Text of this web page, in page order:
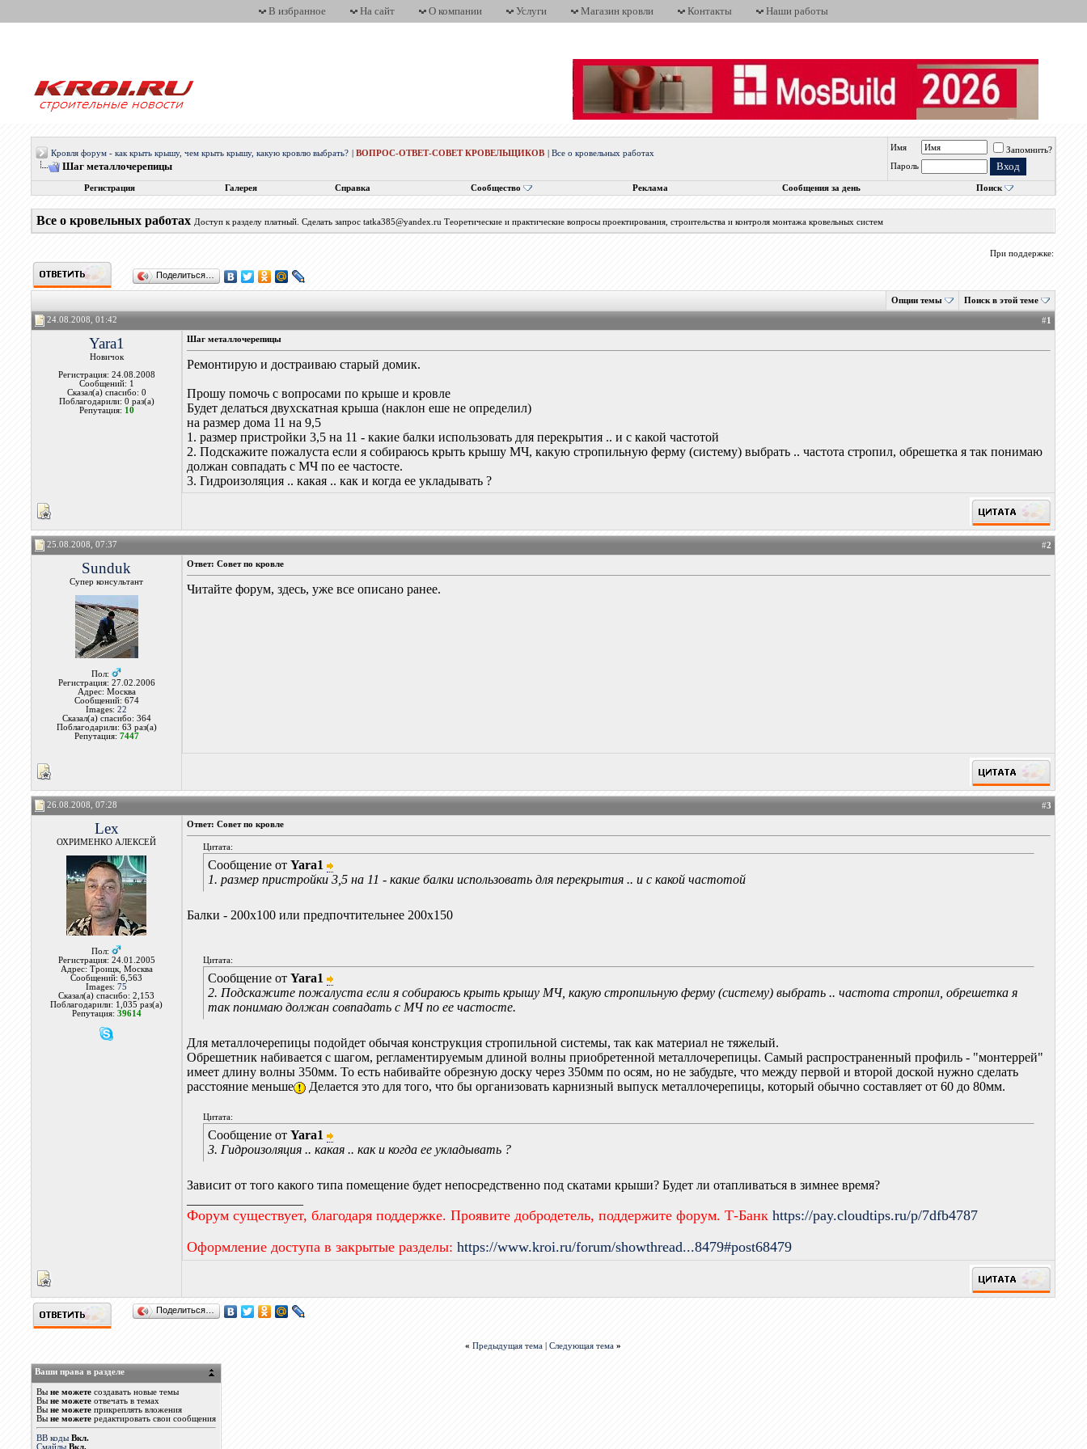
В избранное На сайт О компании Услуги Магазин кровли Контакты Наши работы
Кровля форум - как крыть крышу, чем крыть крышу, какую кровлю выбрать? |ВОПРОС-ОТВЕТ-СОВЕТ КРОВЕЛЬЩИКОВ |Все о кровельных работах
Шаг металлочерепицы
Имя
Запомнить?
Пароль
Регистрация Галерея Справка Сообщество Реклама Сообщения за день Поиск
Все о кровельных работах Доступ к разделу платный. Сделать запрос tatka385@yandex.ru Теоретические и практические вопросы проектирования, строительства и контроля монтажа кровельных систем
При поддержке:
Поделиться…
Опции темы Поиск в этой теме
24.08.2008, 01:42 #1
Yara1
Новичок
Регистрация: 24.08.2008
Сообщений: 1
Сказал(а) спасибо: 0
Поблагодарили: 0 раз(а)
Репутация: 10
Шаг металлочерепицы
Ремонтирую и достраиваю старый домик.
Прошу помочь с вопросами по крыше и кровле
Будет делаться двухскатная крыша (наклон еше не определил)
на размер дома 11 на 9,5
1. размер пристройки 3,5 на 11 - какие балки использовать для перекрытия .. и с какой частотой
2. Подскажите пожалуста если я собираюсь крыть крышу МЧ, какую стропильную ферму (систему) выбрать .. частота стропил, обрешетка я так понимаю
должан совпадать с МЧ по ее частосте.
3. Гидроизоляция .. какая .. как и когда ее укладывать ?
25.08.2008, 07:37 #2
Sunduk
Супер консультант
Пол:
Регистрация: 27.02.2006
Адрес: Москва
Сообщений: 674
Images:22
Сказал(а) спасибо: 364
Поблагодарили: 63 раз(а)
Репутация: 7447
Ответ: Совет по кровле
Читайте форум, здесь, уже все описано ранее.
26.08.2008, 07:28 #3
Lex
ОХРИМЕНКО АЛЕКСЕЙ
Пол:
Регистрация: 24.01.2005
Адрес: Троицк, Москва
Сообщений: 6,563
Images:75
Сказал(а) спасибо: 2,153
Поблагодарили: 1,035 раз(а)
Репутация: 39614
Ответ: Совет по кровле
Цитата:
Сообщение отYara1
1. размер пристройки 3,5 на 11 - какие балки использовать для перекрытия .. и с какой частотой
Балки - 200х100 или предпочтительнее 200х150
Цитата:
Сообщение отYara1
2. Подскажите пожалуста если я собираюсь крыть крышу МЧ, какую стропильную ферму (систему) выбрать .. частота стропил, обрешетка я
так понимаю должан совпадать с МЧ по ее частосте.
Для металлочерепицы подойдет обычая конструкция стропильной системы, так как материал не тяжелый.
Обрешетник набивается с шагом, регламентируемым длиной волны приобретенной металлочерепицы. Самый распространенный профиль - "монтеррей"
имеет длину волны 350мм. То есть набивайте обрезную доску через 350мм по осям, но не забудьте, что между первой и второй доской нужно сделать
расстояние меньше
Делается это для того, что бы организовать карнизный выпуск металлочерепицы, который обычно составляет от 60 до 80мм.
Цитата:
Сообщение отYara1
3. Гидроизоляция .. какая .. как и когда ее укладывать ?
Зависит от того какого типа помещение будет непосредственно под скатами крыши? Будет ли отапливаться в зимнее время?
Форум существует, благодаря поддержке. Проявите добродетель, поддержите форум. Т-Банкhttps://pay.cloudtips.ru/p/7dfb4787
Оформление доступа в закрытые разделы:https://www.kroi.ru/forum/showthread...8479#post68479
Поделиться…
« Предыдущая тема |Следующая тема »
Ваши права в разделе
Выне можете создавать новые темы
Выне можете отвечать в темах
Выне можете прикреплять вложения
Выне можете редактировать свои сообщения
BB коды Вкл.
Смайлы Вкл.